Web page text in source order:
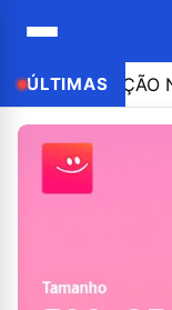
ÚLTIMAS NO